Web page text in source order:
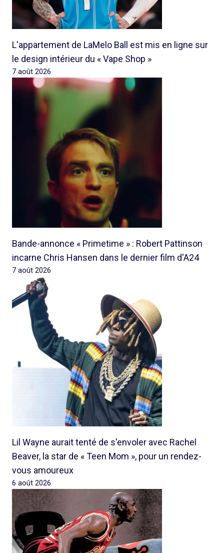
L'appartement de LaMelo Ball est mis en ligne sur
le design intérieur du « Vape Shop »
7 août 2026
Bande-annonce « Primetime » : Robert Pattinson
incarne Chris Hansen dans le dernier film d'A24
7 août 2026
Lil Wayne aurait tenté de s'envoler avec Rachel
Beaver, la star de « Teen Mom », pour un rendez-
vous amoureux
6 août 2026